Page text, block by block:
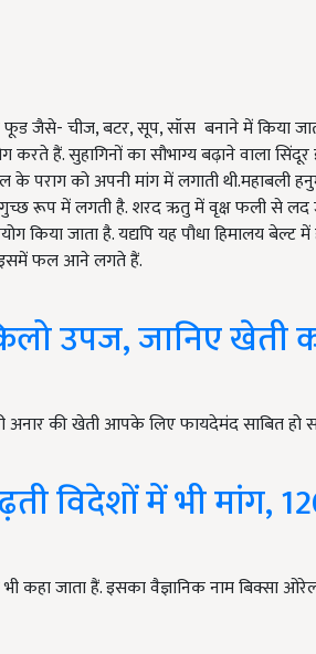
जैसे- चीज, बटर, सूप, सॉस बनाने में किया
हैं. सुहागिनों का सौभाग्य बढ़ाने वाला
के पराग को अपनी मांग में लगाती थी.महाबली
रूप में लगती है. शरद ऋतु में वृक्ष फली से लद
किया जाता है. यद्यपि यह पौधा हिमालय बेल्ट में
इसमें फल आने लगते हैं.
उपज, जानिए खेती
अनार की खेती आपके लिए फायदेमंद साबित हो
विदेशों में भी मांग,
कहा जाता हैं. इसका वैज्ञानिक नाम बिक्सा